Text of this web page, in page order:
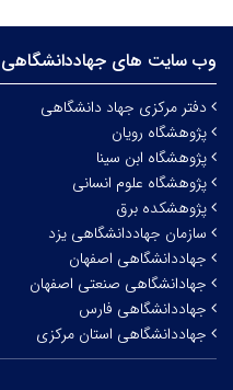
وب سایت های جهاددانشگاهی
دفتر مرکزی جهاد دانشگاهی
پژوهشگاه رویان
پژوهشگاه ابن سینا
پژوهشگاه علوم انسانی
پژوهشکده برق
سازمان جهاددانشگاهی یزد
جهاددانشگاهی اصفهان
جهادانشگاهی صنعتی اصفهان
جهاددانشگاهی فارس
جهاددانشگاهی استان مرکزی